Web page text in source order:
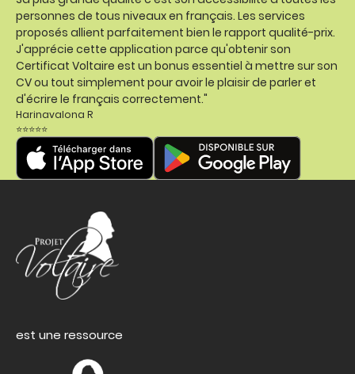
personnes de tous niveaux en français. Les services
proposés allient parfaitement bien le rapport qualité-prix.
J'apprécie cette application parce qu'obtenir son
Certificat Voltaire est un bonus essentiel à mettre sur son
CV ou tout simplement pour avoir le plaisir de parler et
d'écrire le français correctement."
Harinavalona R
⭐⭐⭐⭐⭐
est une ressource